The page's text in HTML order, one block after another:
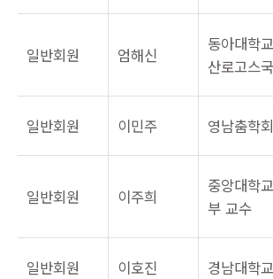
일반회원 엄해신
동아대학
산로고스
일반회원 이민주 영남춤학
일반회원 이주희
중앙대학
부 교수
일반회원 이호진 경남대학